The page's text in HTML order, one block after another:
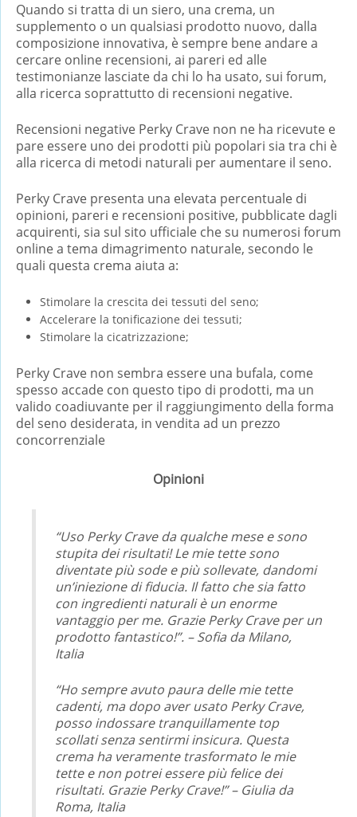
Quando si tratta di un siero, una crema, un
supplemento o un qualsiasi prodotto nuovo, dalla
composizione innovativa, è sempre bene andare a
cercare online recensioni, ai pareri ed alle
testimonianze lasciate da chi lo ha usato, sui forum,
alla ricerca soprattutto di recensioni negative.
Recensioni negative Perky Crave non ne ha ricevute e
pare essere uno dei prodotti più popolari sia tra chi è
alla ricerca di metodi naturali per aumentare il seno.
Perky Crave presenta una elevata percentuale di
opinioni, pareri e recensioni positive, pubblicate dagli
acquirenti, sia sul sito ufficiale che su numerosi forum
online a tema dimagrimento naturale, secondo le
quali questa crema aiuta a:
Stimolare la crescita dei tessuti del seno;
Accelerare la tonificazione dei tessuti;
Stimolare la cicatrizzazione;
Perky Crave non sembra essere una bufala, come
spesso accade con questo tipo di prodotti, ma un
valido coadiuvante per il raggiungimento della forma
del seno desiderata, in vendita ad un prezzo
concorrenziale
Opinioni
“Uso Perky Crave da qualche mese e sono
stupita dei risultati! Le mie tette sono
diventate più sode e più sollevate, dandomi
un’iniezione di fiducia. Il fatto che sia fatto
con ingredienti naturali è un enorme
vantaggio per me. Grazie Perky Crave per un
prodotto fantastico!”. – Sofia da Milano,
Italia
“Ho sempre avuto paura delle mie tette
cadenti, ma dopo aver usato Perky Crave,
posso indossare tranquillamente top
scollati senza sentirmi insicura. Questa
crema ha veramente trasformato le mie
tette e non potrei essere più felice dei
risultati. Grazie Perky Crave!” – Giulia da
Roma, Italia